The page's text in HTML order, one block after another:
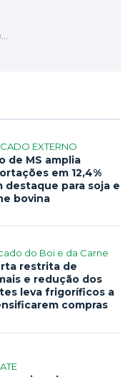
EXTERNO
de MS amplia
em 12,4%
destaque para soja e
bovina
do Boi e da Carne
restrita de
e redução dos
leva frigoríficos a
compras